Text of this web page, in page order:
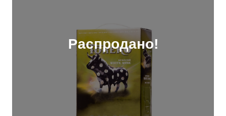
Распродано!